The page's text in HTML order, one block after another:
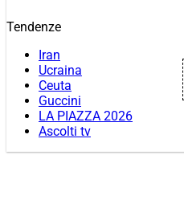
Tendenze
Iran
Ucraina
Ceuta
Guccini
LA PIAZZA 2026
Ascolti tv